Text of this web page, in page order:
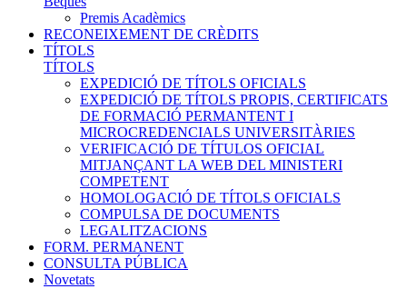
Premis Acadèmics
RECONEIXEMENT DE CRÈDITS
TÍTOLS
TÍTOLS
EXPEDICIÓ DE TÍTOLS OFICIALS
EXPEDICIÓ DE TÍTOLS PROPIS, CERTIFICATS
DE FORMACIÓ PERMANTENT I
MICROCREDENCIALS UNIVERSITÀRIES
VERIFICACIÓ DE TÍTULOS OFICIAL
MITJANÇANT LA WEB DEL MINISTERI
COMPETENT
HOMOLOGACIÓ DE TÍTOLS OFICIALS
COMPULSA DE DOCUMENTS
LEGALITZACIONS
FORM. PERMANENT
CONSULTA PÚBLICA
Novetats